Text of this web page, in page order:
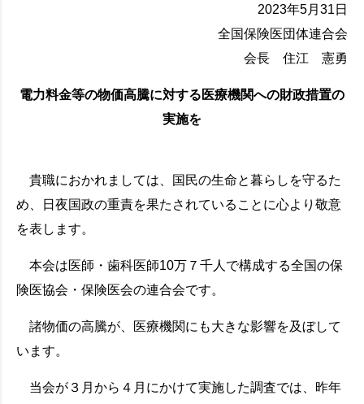
2023年5月31日
全国保険医団体連合会
会長 住江 憲勇
電力料金等の物価高騰に対する医療機関への財政措置の
実施を
貴職におかれましては、国民の生命と暮らしを守るた
め、日夜国政の重責を果たされていることに心より敬意
を表します。
本会は医師・歯科医師10万７千人で構成する全国の保
険医協会・保険医会の連合会です。
諸物価の高騰が、医療機関にも大きな影響を及ぼして
います。
当会が３月から４月にかけて実施した調査では、昨年